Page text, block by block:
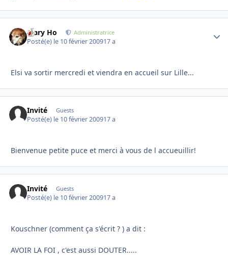
Mary Ho Administratrice
Posté(e) le 10 février 200917 a
Elsi va sortir mercredi et viendra en accueil sur Lille...
Invité Guests
Posté(e) le 10 février 200917 a
Bienvenue petite puce et merci à vous de l accueuillir!
Invité Guests
Posté(e) le 10 février 200917 a
Kouschner (comment ça s'écrit ? ) a dit :
AVOIR LA FOI , c'est aussi DOUTER.....